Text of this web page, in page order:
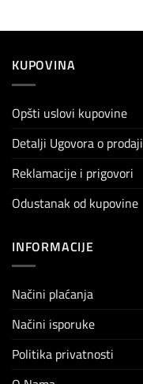
KUPOVINA
Opšti uslovi kupovine
Detalji Ugovora o prodaji
Reklamacije i prigovori
Odustanak od kupovine
INFORMACIJE
Načini plaćanja
Načini isporuke
Politika privatnosti